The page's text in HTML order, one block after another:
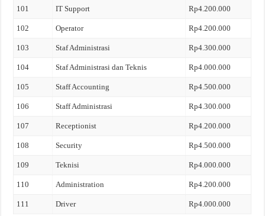
101 IT Support Rp4.200.000
102 Operator Rp4.200.000
103 Staf Administrasi Rp4.300.000
104 Staf Administrasi dan Teknis Rp4.000.000
105 Staff Accounting Rp4.500.000
106 Staff Administrasi Rp4.300.000
107 Receptionist Rp4.200.000
108 Security Rp4.500.000
109 Teknisi Rp4.000.000
110 Administration Rp4.200.000
111 Driver Rp4.000.000